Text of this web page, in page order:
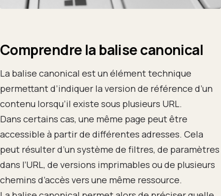
Comprendre la balise canonical
La balise canonical est un élément technique
permettant d’indiquer la version de référence d’un
contenu lorsqu’il existe sous plusieurs URL.
Dans certains cas, une même page peut être
accessible à partir de différentes adresses. Cela
peut résulter d’un système de filtres, de paramètres
dans l’URL, de versions imprimables ou de plusieurs
chemins d’accès vers une même ressource.